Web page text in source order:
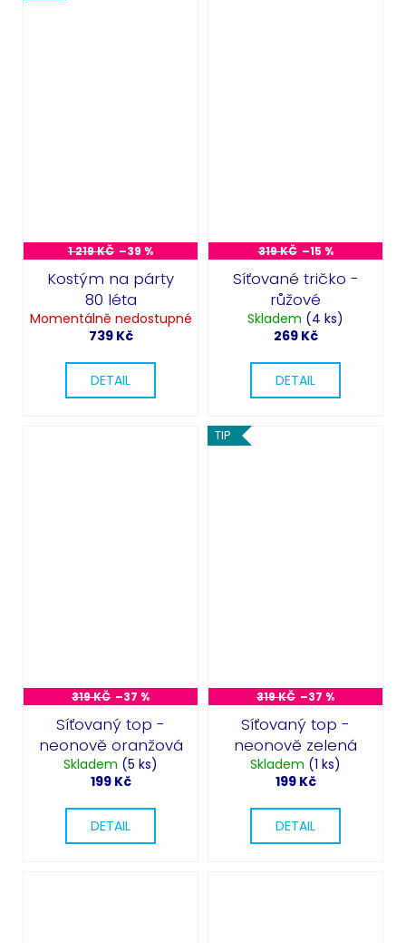
1 219 KČ –39 %
Kostým na párty
80 léta
Momentálně nedostupné
739 Kč
DETAIL
319 KČ –15 %
Síťované tričko -
růžové
Skladem (4 ks)
269 Kč
DETAIL
319 KČ –37 %
Síťovaný top -
neonově oranžová
Skladem (5 ks)
199 Kč
DETAIL
TIP
319 KČ –37 %
Síťovaný top -
neonově zelená
Skladem (1 ks)
199 Kč
DETAIL